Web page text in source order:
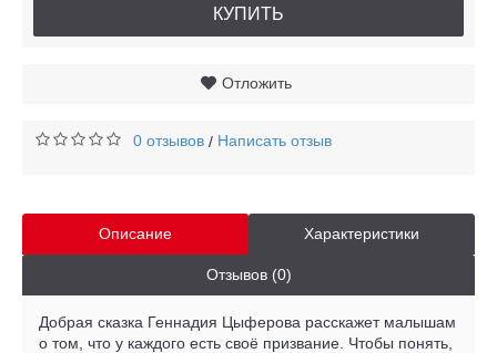
КУПИТЬ
Отложить
0 отзывов / Написать отзыв
Описание Характеристики
Отзывов (0)
Добрая сказка Геннадия Цыферова расскажет малышам
о том, что у каждого есть своё призвание. Чтобы понять,